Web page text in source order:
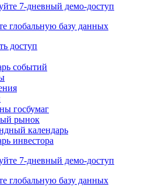
7-дневный демо-доступ
глобальную базу данных
доступ
событий
госбумаг
рынок
календарь
инвестора
7-дневный демо-доступ
глобальную базу данных